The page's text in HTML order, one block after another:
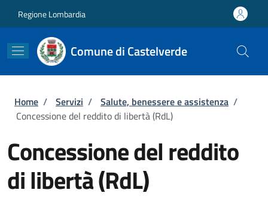
Regione Lombardia
Comune di Castelverde
Briciole di pane
Home / Servizi / Salute, benessere e assistenza /
Concessione del reddito di libertà (RdL)
Concessione del reddito
di libertà (RdL)